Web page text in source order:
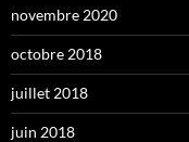
novembre 2020
octobre 2018
juillet 2018
juin 2018